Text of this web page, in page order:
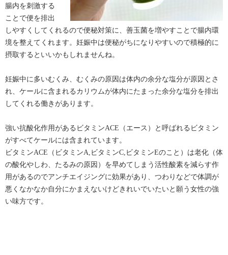
腸内を刺激する
ことで便を排出
しやすくしてくれるので便秘対策に、善玉菌を増やすことで腸内環
境を整えてくれます。妊娠中は便秘がちになりやすいので積極的に
摂取するといいかもしれませんね。
妊娠中に多いむくみ、むくみの原因は体内の余分な塩分が原因とさ
れ、ケールに含まれるカリウムが体内にたまった余分な塩分を排出
してくれる働きがあります。
強い抗酸化作用があるビタミンACE（エース）と呼ばれるビタミン
がすべてケールには含まれています。
ビタミンACE（ビタミンA,ビタミンC,ビタミンEのこと）は老化（体
の酸化やしわ、たるみの原因）を早めてしまう活性酸素を減らす作
用があるのでアンチエイジングに効果があり、つわりなどで体調が
悪くなかなか自分にかまえないけどきれいでいたいと願う女性の強
い味方です。